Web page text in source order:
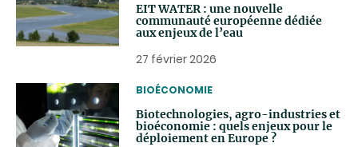
EIT WATER : une nouvelle
communauté européenne dédiée
aux enjeux de l’eau
27 février 2026
THEMATIC
BIOÉCONOMIE
Biotechnologies, agro-industries et
bioéconomie : quels enjeux pour le
déploiement en Europe ?